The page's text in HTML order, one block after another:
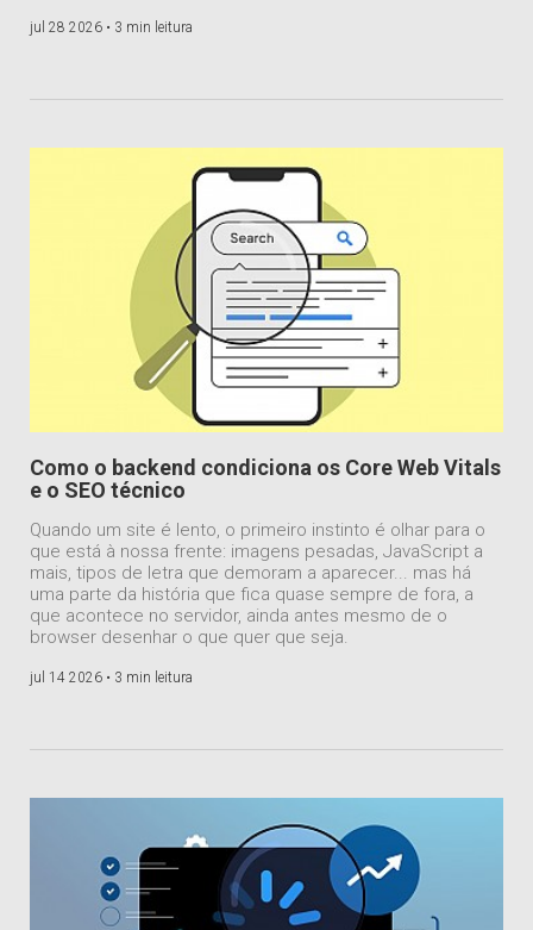
jul 28 2026 • 3 min leitura
Como o backend condiciona os Core Web Vitals
e o SEO técnico
Quando um site é lento, o primeiro instinto é olhar para o
que está à nossa frente: imagens pesadas, JavaScript a
mais, tipos de letra que demoram a aparecer... mas há
uma parte da história que fica quase sempre de fora, a
que acontece no servidor, ainda antes mesmo de o
browser desenhar o que quer que seja.
jul 14 2026 • 3 min leitura